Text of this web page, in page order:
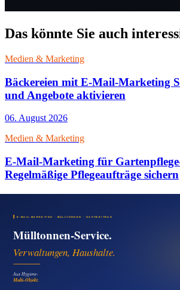
Das könnte Sie auch
Medien & Marketing
Bäckereien mit E-Mail-Marketing
und Angebote aktivieren
06. August 2026
Medien & Marketing
E-Mail-Marketing für
Regelmäßige Pflegeaufträge sichern
Medien & Marketing
Pizzeria Pressemitteilung für
nutzen
06. August 2026